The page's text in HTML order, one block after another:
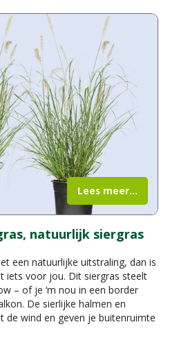
natuurlijk siergras
een natuurlijke uitstraling, dan is
iets voor jou. Dit siergras steelt
– of je ‘m nou in een border
De sierlijke halmen en
de wind en geven je buitenruimte
Lees meer...